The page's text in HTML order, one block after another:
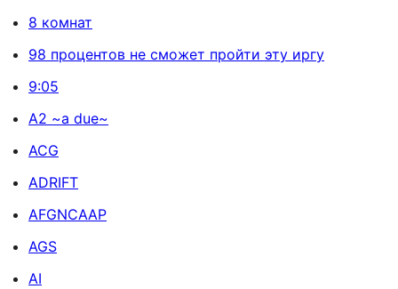
8 комнат
98 процентов не сможет пройти эту иргу
9:05
A2 ~a due~
ACG
ADRIFT
AFGNCAAP
AGS
AI